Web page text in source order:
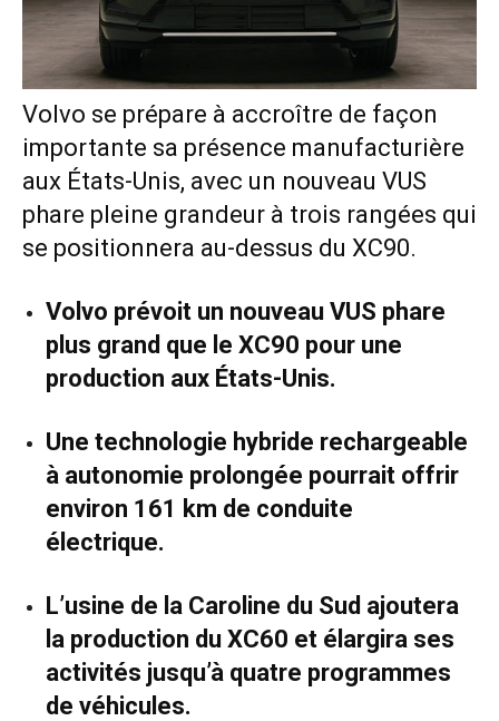
Volvo se prépare à accroître de façon
importante sa présence manufacturière
aux États-Unis, avec un nouveau VUS
phare pleine grandeur à trois rangées qui
se positionnera au-dessus du XC90.
Volvo prévoit un nouveau VUS phare
plus grand que le XC90 pour une
production aux États-Unis.
Une technologie hybride rechargeable
à autonomie prolongée pourrait offrir
environ 161 km de conduite
électrique.
L’usine de la Caroline du Sud ajoutera
la production du XC60 et élargira ses
activités jusqu’à quatre programmes
de véhicules.